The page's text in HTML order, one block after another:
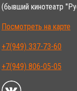
(бывший кинотеатр
Посмотреть на карте
+7(949) 337-73-60
+7(949) 806-05-05